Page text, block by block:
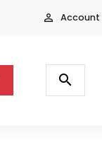
person_outline Account
Producten
zoeken
search